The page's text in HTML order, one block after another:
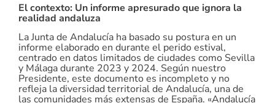
El contexto: Un informe apresurado que ignora la
realidad andaluza
La Junta de Andalucía ha basado su postura en un
informe elaborado en durante el perido estival,
centrado en datos limitados de ciudades como Sevilla
y Málaga durante 2023 y 2024. Según nuestro
Presidente, este documento es incompleto y no
refleja la diversidad territorial de Andalucía, una de
las comunidades más extensas de España. «Andalucía